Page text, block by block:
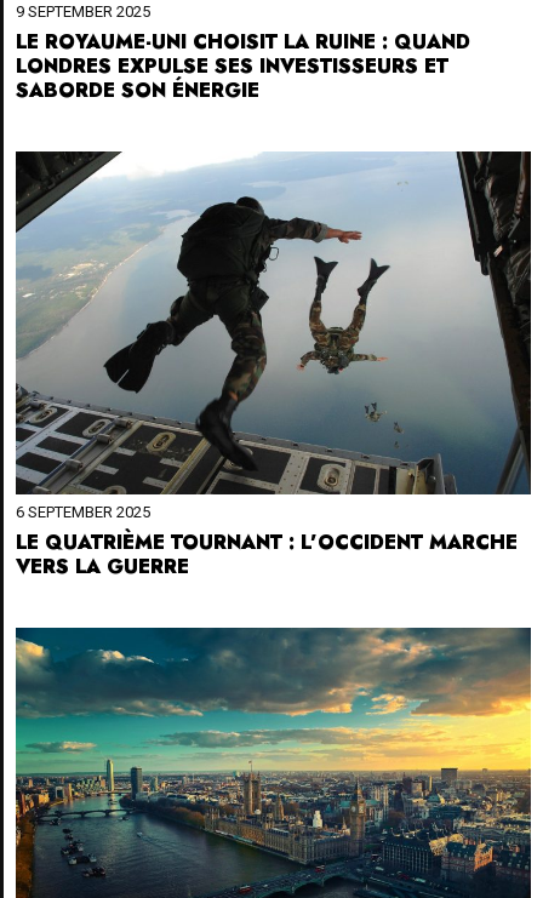
9 SEPTEMBER 2025
LE ROYAUME-UNI CHOISIT LA RUINE : QUAND
LONDRES EXPULSE SES INVESTISSEURS ET
SABORDE SON ÉNERGIE
6 SEPTEMBER 2025
LE QUATRIÈME TOURNANT : L’OCCIDENT MARCHE
VERS LA GUERRE